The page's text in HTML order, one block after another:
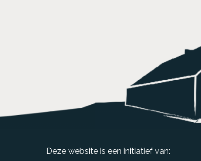
Deze website is een initiatief van: